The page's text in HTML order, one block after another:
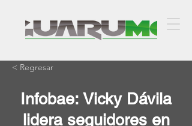
< Regresar
Infobae: Vicky Dávila
lidera seguidores en